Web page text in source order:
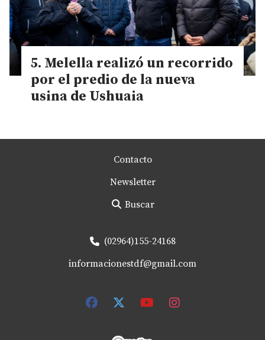
Melella realizó un recorrido
por el predio de la nueva
usina de Ushuaia
Contacto
Newsletter
Buscar
(02964)155-24168
informacionestdf@gmail.com